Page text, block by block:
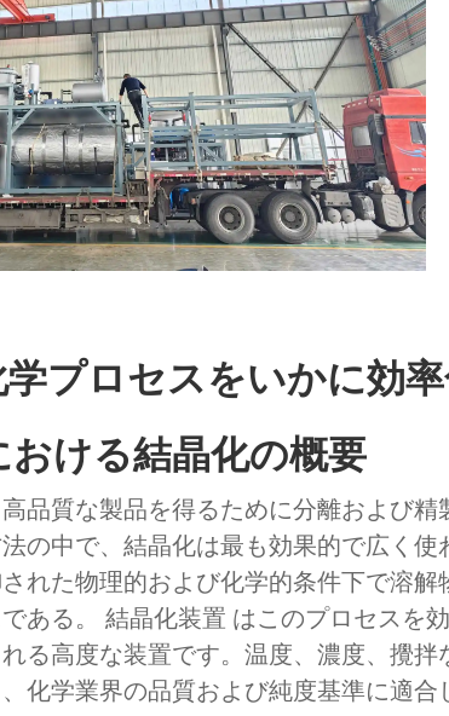
プロセスをいかに効
ける結晶化の概要
品質な製品を得るために分離および精
の中で、結晶化は最も効果的で広く使
れた物理的および化学的条件下で溶解
ある。 結晶化装置 はこのプロセスを
る高度な装置です。温度、濃度、攪拌
化学業界の品質および純度基準に適合